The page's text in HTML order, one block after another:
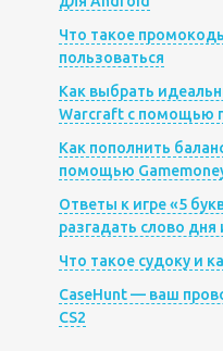
Что такое
пользоваться
Как выбрать
Warcraft с помощью
Как пополнить
помощью
Ответы к игре «5
разгадать слово
Что такое судоку и
CaseHunt — ваш
CS2